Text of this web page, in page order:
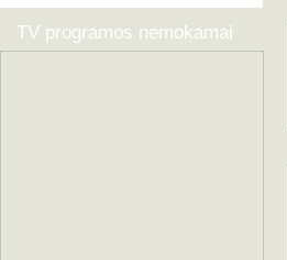
TV programos nemokamai